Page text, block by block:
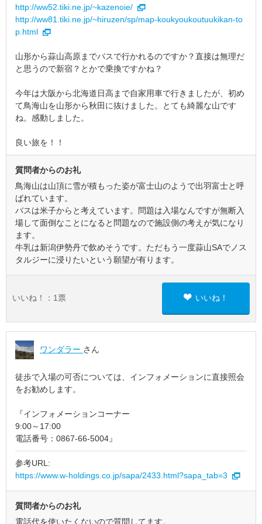
http://ww52.tiki.ne.jp/~kazenoie/
http://ww81.tiki.ne.jp/~hiruzen/sp/map-koukyoukoutuukikan-to
p.html
山形から蒜山高原までバスで行かれるのですか？直接は無理だ
と思うので新宿？とかで乗換ですかね？
今年は大阪から北海道日高まで自家用車で行きましたが、初め
て鳥海山を山形から秋田に抜けました。とても綺麗な山です
ね。感動しました。
良い旅を！！
質問者からのお礼
鳥海山は山頂に雪が積もった姿が富士山のようで出羽富士と呼
ばれています。
バスは米子からと考えています。問題は入場なんですが無断入
場して面倒なことになると問題なので施設側の考えが気になり
ます。
牛乳は新潟伊勢丹で飲めそうです。ただもう一度蒜山SAでノス
タルジーに浸りたいという願望が有ります。
いいね！： 1 票 いいね！
ワンダラー さん
徒歩で入場の可否については、インフォメーションに直接照会
をお勧めします。
『インフォメーションコーナー
9:00～17:00
電話番号：0867-66-5004』
参考URL:
https://www.w-holdings.co.jp/sapa/2433.html?sapa_tab=3
質問者からのお礼
電話代を使いたくないので質問してます。